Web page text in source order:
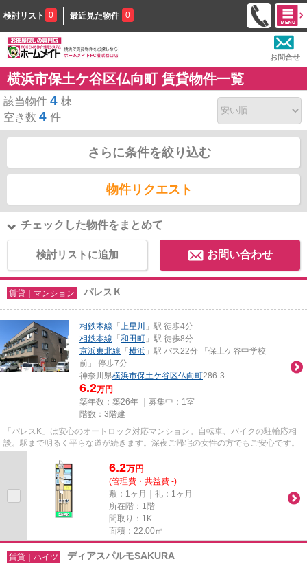
検討リスト 0 最近見た物件 0
お問合せ
横浜市保土ケ谷区仏向町 賃貸物件一覧
該当物件 4 棟
空き数 4 件
さらに条件を絞り込む
物件リクエスト
チェックした物件をまとめて
検討リストに追加 お問い合わせ
賃貸｜マンション パレスＫ
相鉄本線 「 上星川
」駅 徒歩4分
相鉄本線 「 和田町 」駅 徒歩8分
京浜東北線 「 横浜 」駅 バス22分 「保土ケ谷中学校
前」 停歩7分
神奈川県横浜市保土ケ谷区仏向町286-3
6.2万円
築年数：築26年 ｜募集中： 1室
階数：3階建
「パレスK」は安心のオートロック対応マンション。自転車、バイクの駐輪応相
談。駅まで明るく平らな道が続きます。深夜ご帰宅の女性の方でもご安心です。
6.2万円
(管理費・共益費 -)
敷：1ヶ月｜礼：1ヶ月
所在階：1階
間取り：1K
面積：22.00㎡
賃貸｜ハイツ ディアスパルモSAKURA